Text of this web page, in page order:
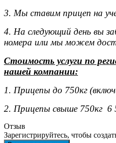
3. Мы ставим прицеп на
4. На следующий день вы
номера или мы можем
Стоимость услуги по
нашей компании:
1. Прицепы до 750кг
2. Прицепы свыше 750кг 6
Отзыв
Зарегистрируйтесь, чтобы